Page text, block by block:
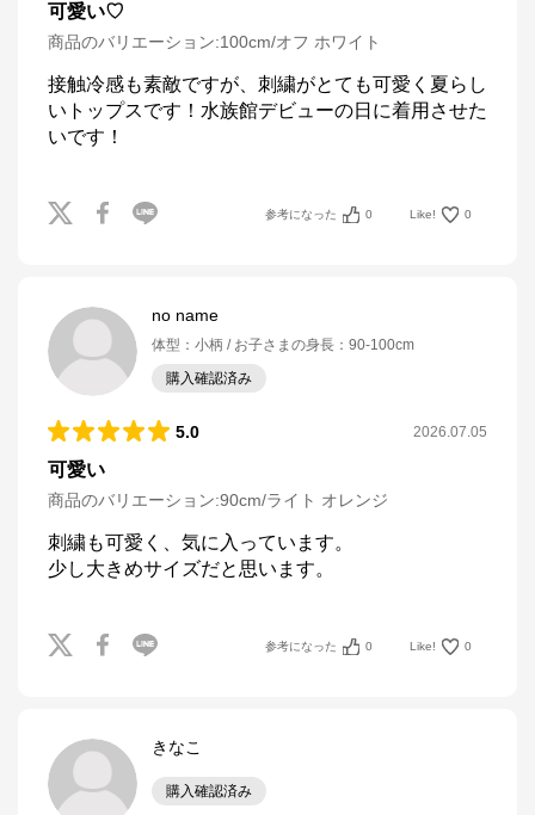
可愛い♡
商品のバリエーション:100cm/オフ ホワイト
接触冷感も素敵ですが、刺繍がとても可愛く夏らし
いトップスです！水族館デビューの日に着用させた
いです！
参考になった 0 Like! 0
no name
体型 ： 小柄 お子さまの身長 ： 90-100cm
購入確認済み
5.0 2026.07.05
可愛い
商品のバリエーション:90cm/ライト オレンジ
刺繍も可愛く、気に入っています。
少し大きめサイズだと思います。
参考になった 0 Like! 0
きなこ
購入確認済み